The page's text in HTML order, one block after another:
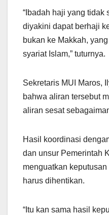
“Ibadah haji yang tidak
diyakini dapat berhaji
bukan ke Makkah,
syariat Islam,” tuturnya.
Sekretaris MUI Maros,
bahwa aliran tersebut
aliran sesat
Hasil koordinasi
dan unsur Pemerintah
menguatkan
harus dihentikan.
“Itu kan sama hasil